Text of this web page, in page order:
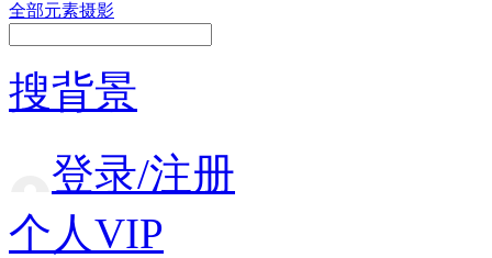
全部元素摄影
搜背景
登录/注册
个人VIP